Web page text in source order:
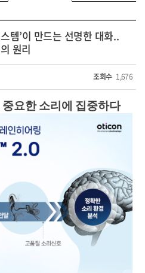
템’이 만드는 선명한 대화..
원리
조회수 1,676
요한 소리에 집중하다